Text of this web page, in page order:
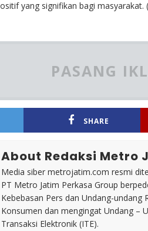
yang signifikan bagi masyarakat. (
PASANG
SHARE
About Redaksi Metro
Media siber metrojatim.com resmi
PT Metro Jatim Perkasa Group
Kebebasan Pers dan Undang-
Konsumen dan mengingat Undang –
Transaksi Elektronik (ITE).